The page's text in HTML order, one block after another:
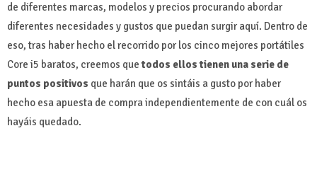
de diferentes marcas, modelos y precios procurando abordar
diferentes necesidades y gustos que puedan surgir aquí. Dentro de
eso, tras haber hecho el recorrido por los cinco mejores portátiles
Core i5 baratos, creemos quetodos ellos tienen una serie de
puntos positivos que harán que os sintáis a gusto por haber
hecho esa apuesta de compra independientemente de con cuál os
hayáis quedado.